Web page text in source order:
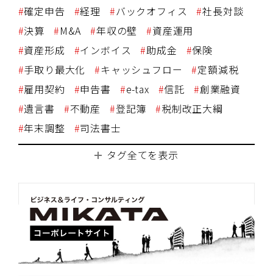
確定申告
経理 バックオフィス
社長対談
決算
M&A 年収の壁
資産運用
資産形成
インボイス 助成金
保険
手取り最大化
キャッシュフロー
定額減税
雇用契約
申告書 e-tax 信託
創業融資
遺言書
不動産 登記簿
税制改正大綱
年末調整
司法書士
タグ全てを表示